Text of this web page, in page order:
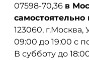
07598-70,36 в
самостоятельно
123060, г.Москва,
09:00 до 19:00 с
В субботу до